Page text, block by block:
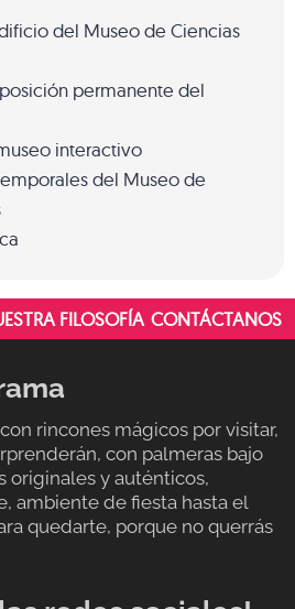
del Museo de Ciencias
permanente del
interactivo
del Museo de
FILOSOFÍA CONTÁCTANOS
rincones mágicos por visitar,
con palmeras bajo
originales y auténticos,
ambiente de fiesta hasta el
quedarte, porque no querrás